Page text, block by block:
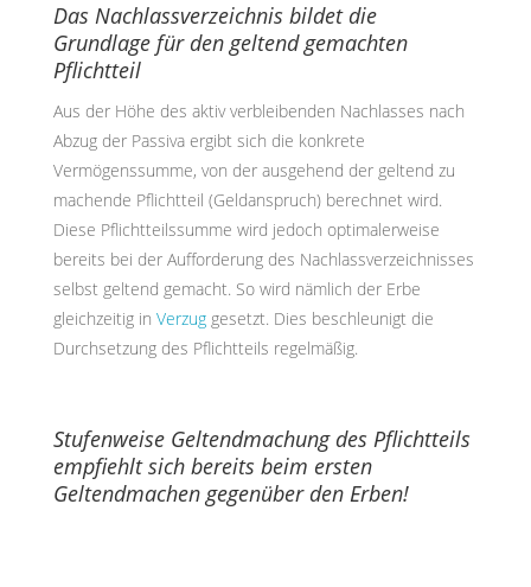
Das Nachlassverzeichnis bildet die
Grundlage für den geltend gemachten
Pflichtteil
Aus der Höhe des aktiv verbleibenden Nachlasses nach
Abzug der Passiva ergibt sich die konkrete
Vermögenssumme, von der ausgehend der geltend zu
machende Pflichtteil (Geldanspruch) berechnet wird.
Diese Pflichtteilssumme wird jedoch optimalerweise
bereits bei der Aufforderung des Nachlassverzeichnisses
selbst geltend gemacht. So wird nämlich der Erbe
gleichzeitig in Verzuggesetzt. Dies beschleunigt die
Durchsetzung des Pflichtteils regelmäßig.
Stufenweise Geltendmachung des Pflichtteils
empfiehlt sich bereits beim ersten
Geltendmachen gegenüber den Erben!